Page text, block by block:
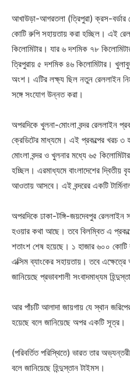
আখাউড়া-আগরতলা (ত্রিপুরা) ক্রস-বর্ডার
কোটি রুপি সহায়তায় করা হচ্ছিল। এই
কিলোমিটার। যার ৬ দশমিক ৭৮
ত্রিপুরায় ৫ দশমিক ৪৬ কিলোমিটার।
অংশ। এটির লক্ষ্য ছিল নতুন রেললাইন
সঙ্গে সংযোগ উন্নত করা।
অপরদিকে খুলনা-মোংলা বন্দর রেললাইন
ক্রেডিটের মাধ্যমে। এই প্রকল্পের খরচ
মোংলা বন্দর ও খুলনার মধ্যে ৬৫
হচ্ছিল। এরমাধ্যমে বাংলাদেশের দ্বিতীয়
আওতায় আসবে। এই বন্দরের একটি
অপরদিকে ঢাকা-টঙ্গি-জয়দেবপুর
হওয়ার কথা আছে। তবে বিলম্বিত এ
শতাংশ শেষ হয়েছে। ১ হাজার ৬০০ কোটি
এক্সিম ব্যাংকের সহায়তায়। তবে এক্ষেত্রে
জানিয়েছে প্রভাবশালী সংবাদমাধ্যম
আর পাঁচটি আলাদা জায়গায় যে স্থান
হয়েছে বলে জানিয়েছে অপর একটি সূত্র।
(পরিবর্তিত পরিস্থিতে) ভারত তার
বলে জানিয়েছে হিন্দুস্তান টাইমস।